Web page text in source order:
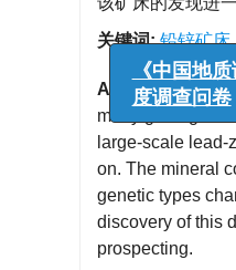
关键词: 铅锌矿床
Abstract:Dapai
many geological
large-scale
on. The mineral
genetic types
discovery of this
prospecting.
《中国地质调
度调查问卷